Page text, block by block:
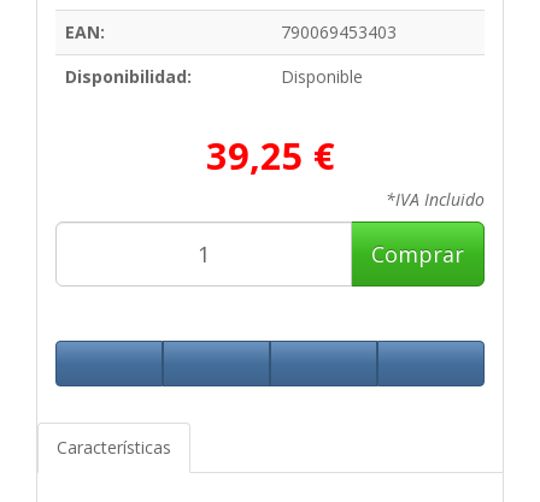
EAN:
790069453403
Disponibilidad:
Disponible
39,25 €
*IVA Incluido
Comprar
Características